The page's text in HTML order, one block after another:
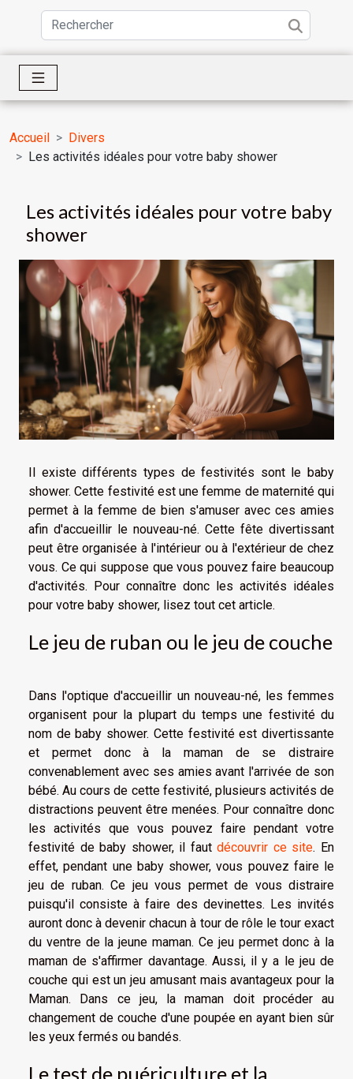
Accueil
Divers
Les activités idéales pour votre baby shower
Les activités idéales pour votre baby
shower
Il existe différents types de festivités sont le baby
shower. Cette festivité est une femme de maternité qui
permet à la femme de bien s'amuser avec ces amies
afin d'accueillir le nouveau-né. Cette fête divertissant
peut être organisée à l'intérieur ou à l'extérieur de chez
vous. Ce qui suppose que vous pouvez faire beaucoup
d'activités. Pour connaître donc les activités idéales
pour votre baby shower, lisez tout cet article.
Le jeu de ruban ou le jeu de couche
Dans l'optique d'accueillir un nouveau-né, les femmes
organisent pour la plupart du temps une festivité du
nom de baby shower. Cette festivité est divertissante
et permet donc à la maman de se distraire
convenablement avec ses amies avant l'arrivée de son
bébé. Au cours de cette festivité, plusieurs activités de
distractions peuvent être menées. Pour connaître donc
les activités que vous pouvez faire pendant votre
festivité de baby shower, il fautdécouvrir ce site. En
effet, pendant une baby shower, vous pouvez faire le
jeu de ruban. Ce jeu vous permet de vous distraire
puisqu'il consiste à faire des devinettes. Les invités
auront donc à devenir chacun à tour de rôle le tour exact
du ventre de la jeune maman. Ce jeu permet donc à la
maman de s'affirmer davantage. Aussi, il y a le jeu de
couche qui est un jeu amusant mais avantageux pour la
Maman. Dans ce jeu, la maman doit procéder au
changement de couche d'une poupée en ayant bien sûr
les yeux fermés ou bandés.
Le test de puériculture et la